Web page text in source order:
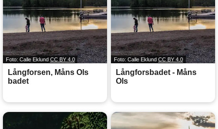
Foto: Calle Eklund CC BY 4.0
Långforsen, Måns Ols
badet
Foto: Calle Eklund CC BY 4.0
Långforsbadet - Måns
Ols